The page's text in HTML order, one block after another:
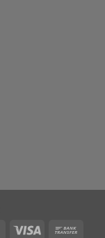
MasterCardVisa